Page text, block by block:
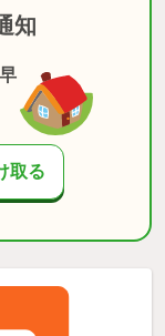
知
取る